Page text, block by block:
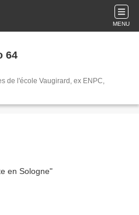
MENU
64
de l'école Vaugirard, ex ENPC,